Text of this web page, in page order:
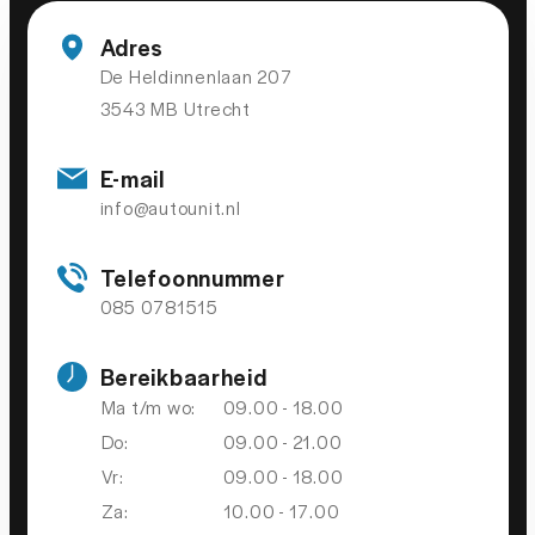
Zwarte hemelbekleding
Achterbank in delen neerklapbaar
Airco separaat achter
Aluminium interieur afwerking
Armsteun voor
Boordcomputer
Comfortstoel(en)
Cruise control
Elektrische ramen achter
Adres
De Heldinnenlaan 207
3543 MB Utrecht
E-mail
info@autounit.nl
Telefoonnummer
085 0781515
Bereikbaarheid
Ma t/m wo:
09.00 - 18.00
Do:
09.00 - 21.00
Vr:
09.00 - 18.00
Za:
10.00 - 17.00